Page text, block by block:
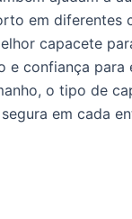
em
capacete
confiança
o tipo de
em cada